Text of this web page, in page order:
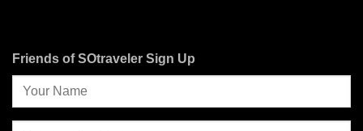
Friends of SOtraveler Sign Up